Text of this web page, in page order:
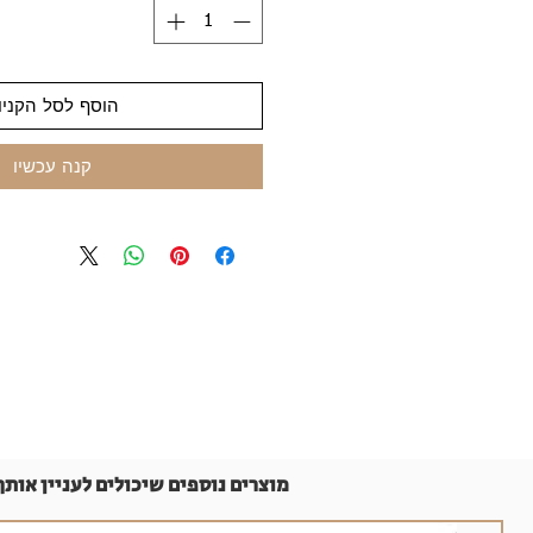
הוסף לסל
קנה עכשיו
מוצרים נוספים שיכולים לעניין